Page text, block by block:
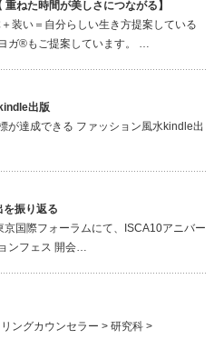
重ねた時間が美しさにつながる】
装い＝自分らしい生き方提案している
ガ®もご提案しています。 …
出版
が達成できる ファッション風水kindle出
を振り返る
国際フォーラムにて、ISCA10アニバー
ンフェス 開会…
ングカウンセラー > 研究科>